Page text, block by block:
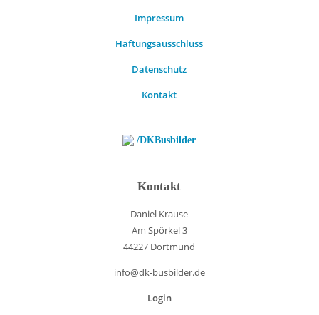
Impressum
Haftungsausschluss
Datenschutz
Kontakt
/DKBusbilder
Kontakt
Daniel Krause
Am Spörkel 3
44227 Dortmund
info@dk-busbilder.de
Login